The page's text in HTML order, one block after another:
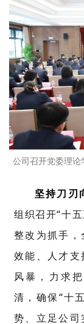
公司召开党委理论
坚持刀刃
组织召开“十
整改为抓手，
效能、人才支
风暴，力求
清，确保“十
势、立足公司